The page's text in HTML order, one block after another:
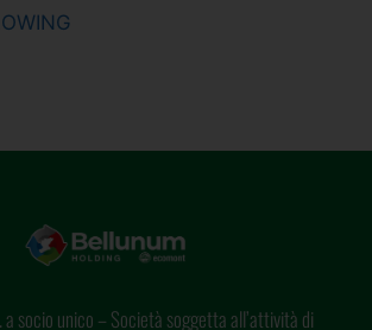
a socio unico – Società soggetta all’attività di